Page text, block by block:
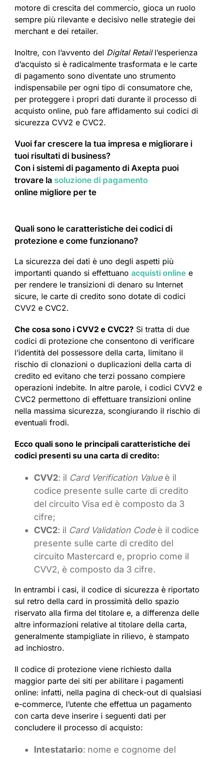
motore di crescita del commercio, gioca un ruolo
sempre più rilevante e decisivo nelle strategie dei
merchant e dei retailer.
Inoltre, con l’avvento del Digital Retaill’esperienza
d’acquisto si è radicalmente trasformata e le carte
di pagamento sono diventate uno strumento
indispensabile per ogni tipo di consumatore che,
per proteggere i propri dati durante il processo di
acquisto online, può fare affidamento sui codici di
sicurezza CVV2 e CVC2.
Vuoi far crescere la tua impresa e migliorare i
tuoi risultati di business?
Con i sistemi di pagamento di Axepta puoi
trovare la soluzione di pagamento
online migliore per te
Quali sono le caratteristiche dei codici di
protezione e come funzionano?
La sicurezza dei dati è uno degli aspetti più
importanti quando si effettuano acquisti online e
per rendere le transizioni di denaro su Internet
sicure, le carte di credito sono dotate di codici
CVV2 e CVC2.
Che cosa sono i CVV2 e CVC2? Si tratta di due
codici di protezione che consentono di verificare
l’identità del possessore della carta, limitano il
rischio di clonazioni o duplicazioni della carta di
credito ed evitano che terzi possano compiere
operazioni indebite. In altre parole, i codici CVV2 e
CVC2 permettono di effettuare transizioni online
nella massima sicurezza, scongiurando il rischio di
eventuali frodi.
Ecco quali sono le principali caratteristiche dei
codici presenti su una carta di credito:
CVV2: il Card Verification Valueè il
codice presente sulle carte di credito
del circuito Visa ed è composto da 3
cifre;
CVC2: il Card Validation Codeè il codice
presente sulle carte di credito del
circuito Mastercard e, proprio come il
CVV2, è composto da 3 cifre.
In entrambi i casi, il codice di sicurezza è riportato
sul retro della card in prossimità dello spazio
riservato alla firma del titolare e, a differenza delle
altre informazioni relative al titolare della carta,
generalmente stampigliate in rilievo, è stampato
ad inchiostro.
Il codice di protezione viene richiesto dalla
maggior parte dei siti per abilitare i pagamenti
online: infatti, nella pagina di check-out di qualsiasi
e-commerce, l’utente che effettua un pagamento
con carta deve inserire i seguenti dati per
concludere il processo di acquisto:
Intestatario: nome e cognome del